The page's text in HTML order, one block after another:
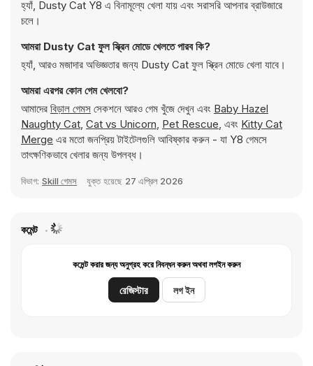
হ্যাঁ, Dusty Cat Y8 এ বিনামূল্যে খেলা যায় এবং সরাসরি আপনার ব্রাউজারে
চলে।
আমরা Dusty Cat ফুল স্ক্রিন মোডে খেলতে পারব কি?
হ্যাঁ, আরও মজাদার অভিজ্ঞতার জন্য Dusty Cat ফুল স্ক্রিন মোডে খেলা যাবে।
আমরা এরপর কোন গেম খেলবো?
আমাদের বিড়াল গেমস সেকশনে আরও গেম খুঁজে দেখুন এবং Baby Hazel
Naughty Cat, Cat vs Unicorn, Pet Rescue, এবং Kitty Cat
Merge এর মতো জনপ্রিয় টাইটেলগুলি আবিষ্কার করুন - যা Y8 গেমসে
তাৎক্ষণিকভাবে খেলার জন্য উপলব্ধ।
বিভাগ: Skill গেমস যুক্ত হয়েছে 27 এপ্রিল 2026
কমেন্ট
কমেন্ট করার জন্য অনুগ্রহ করে নিবন্ধন করুন অথবা লগইন করুন
রেজিস্টার লগ ইন